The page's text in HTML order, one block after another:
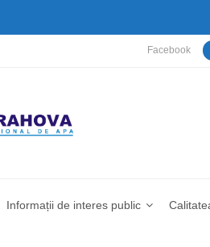
Facebook
Informații de interes public